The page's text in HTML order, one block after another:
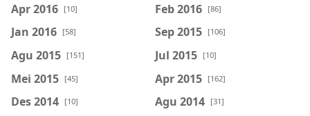
Apr 2016 [10] Feb 2016 [86]
Jan 2016 [58] Sep 2015 [106]
Agu 2015 [151] Jul 2015 [10]
Mei 2015 [45] Apr 2015 [162]
Des 2014 [10] Agu 2014 [31]